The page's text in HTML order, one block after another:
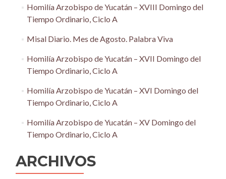
Homilía Arzobispo de Yucatán – XVIII Domingo del
Tiempo Ordinario, Ciclo A
Misal Diario. Mes de Agosto. Palabra Viva
Homilía Arzobispo de Yucatán – XVII Domingo del
Tiempo Ordinario, Ciclo A
Homilía Arzobispo de Yucatán – XVI Domingo del
Tiempo Ordinario, Ciclo A
Homilía Arzobispo de Yucatán – XV Domingo del
Tiempo Ordinario, Ciclo A
ARCHIVOS